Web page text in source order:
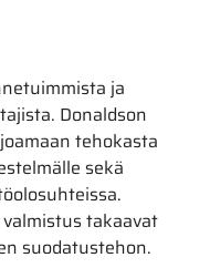
ja
Donaldson
tehokasta
sekä
takaavat
suodatustehon.